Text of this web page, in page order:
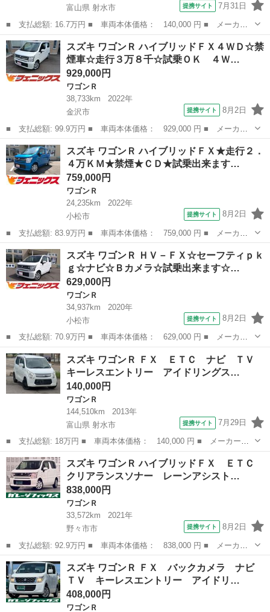
富山県 射水市
提携サイト 7月31日
■ 支払総額: 16.7万円 ■ 車両本体価格： 140,000 円 ■ メーカー
名： スズキ ■ 車種名： ワゴンＲ ■ グレード名： ＦＸ ■ 排
気量： 660cc ■ ドア枚数： 5D ■ ミッション： CVT ■ ...
富山 射水市 ワゴンＲ
スズキ ワゴンＲ ハイブリッドＦＸ４ＷＤ☆禁
煙車☆走行３万８千☆試乗ＯＫ ４Ｗ…
929,000円
ワゴンＲ
38,733km
2022年
金沢市
提携サイト 8月2日
■ 支払総額: 99.9万円 ■ 車両本体価格： 929,000 円 ■ メーカー
名： スズキ ■ 車種名： ワゴンＲ ■ グレード名： ハイブリッ
ドＦＸ４ＷＤ☆禁煙車☆走行３万８千☆試乗ＯＫ ４ＷＤ☆禁煙車☆
走行３万８千...
石川 金沢市 ワゴンＲ
スズキ ワゴンＲ ハイブリッドＦＸ★走行２．
４万ＫＭ★禁煙★ＣＤ★試乗出来ます…
759,000円
ワゴンＲ
24,235km
2022年
小松市
提携サイト 8月2日
■ 支払総額: 83.9万円 ■ 車両本体価格： 759,000 円 ■ メーカー
名： スズキ ■ 車種名： ワゴンＲ ■ グレード名： ハイブリッ
ドＦＸ★走行２．４万ＫＭ★禁煙★ＣＤ★試乗出来ます ★禁煙車★
純正ＣＤデッ...
石川 小松市 ワゴンＲ
スズキ ワゴンＲ ＨＶ－ＦＸ☆セーフティｐｋ
ｇ☆ナビ☆Ｂカメラ☆試乗出来ます☆…
629,000円
ワゴンＲ
34,937km
2020年
小松市
提携サイト 8月2日
■ 支払総額: 70.9万円 ■ 車両本体価格： 629,000 円 ■ メーカー
名： スズキ ■ 車種名： ワゴンＲ ■ グレード名： ＨＶ－ＦＸ
☆セーフティｐｋｇ☆ナビ☆Ｂカメラ☆試乗出来ます☆ セーフティ
パッケージ☆...
石川 小松市 ワゴンＲ
スズキ ワゴンＲ ＦＸ ＥＴＣ ナビ ＴＶ
キーレスエントリー アイドリングス…
140,000円
ワゴンＲ
144,510km
2013年
富山県 射水市
提携サイト 7月29日
■ 支払総額: 18万円 ■ 車両本体価格： 140,000 円 ■ メーカー
名： スズキ ■ 車種名： ワゴンＲ ■ グレード名： ＦＸ ＥＴ
Ｃ ナビ ＴＶ キーレスエントリー アイドリングストップ 電動
格納ミラー ベン...
富山 射水市 ワゴンＲ
スズキ ワゴンＲ ハイブリッドＦＸ ＥＴＣ
クリアランスソナー レーンアシスト…
838,000円
ワゴンＲ
33,572km
2021年
野々市市
提携サイト 8月2日
■ 支払総額: 92.9万円 ■ 車両本体価格： 838,000 円 ■ メーカー
名： スズキ ■ 車種名： ワゴンＲ ■ グレード名： ハイブリッ
ドＦＸ ＥＴＣ クリアランスソナー レーンアシスト 衝突被害軽
減システム ...
石川 野々市市 ワゴンＲ
スズキ ワゴンＲ ＦＸ バックカメラ ナビ
ＴＶ キーレスエントリー アイドリ…
408,000円
ワゴンＲ